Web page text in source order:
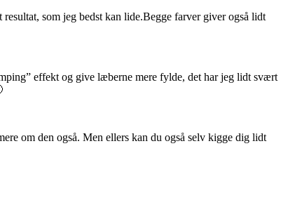
som jeg bedst kan lide.Begge farver giver også lidt
effekt og give læberne mere fylde, det har jeg lidt svært
om den også. Men ellers kan du også selv kigge dig lidt